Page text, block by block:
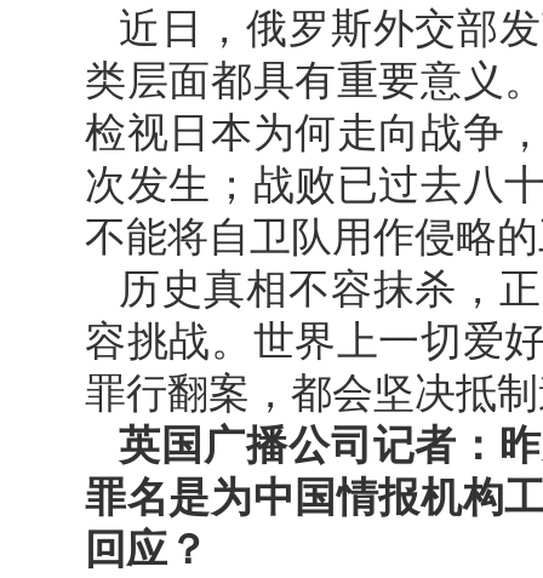
近日，俄罗斯外交部
类层面都具有重要意义
检视日本为何走向战争
次发生；战败已过去八
不能将自卫队用作侵略
历史真相不容抹杀，
容挑战。世界上一切爱
罪行翻案，都会坚决抵
英国广播公司记者：
罪名是为中国情报机构
回应？